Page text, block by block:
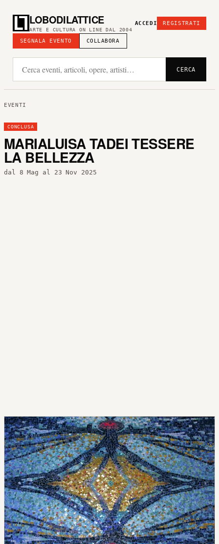
LOBODILATTICE
ARTE E CULTURA ON LINE DAL 2004
SEGNALA EVENTO COLLABORA
ACCEDI REGISTRATI
CERCA
EVENTI
CONCLUSA
MARIALUISA TADEI TESSERE
LA BELLEZZA
dal 8 Mag al 23 Nov 2025